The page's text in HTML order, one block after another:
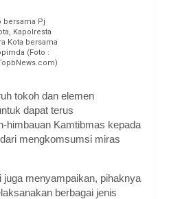
bersama Pj
Kapolresta
Kota bersama
(Foto :
tokoh dan elemen
dapat terus
himbauan Kamtibmas kepada
mengkomsumsi miras
juga menyampaikan, pihaknya
berbagai jenis